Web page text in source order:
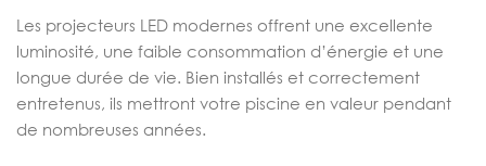
Les projecteurs LED modernes offrent une excellente
luminosité, une faible consommation d’énergie et une
longue durée de vie. Bien installés et correctement
entretenus, ils mettront votre piscine en valeur pendant
de nombreuses années.